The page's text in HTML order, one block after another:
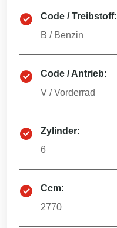
Code / Treibstoff:
B / Benzin
Code / Antrieb:
V /Vorderrad
Zylinder:
6
Ccm:
2770